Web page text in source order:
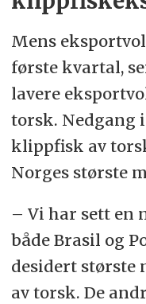
Mens
første kvartal,
lavere
torsk. Nedgang
klippfisk av
Norges største
– Vi har sett en
både Brasil og
desidert største
av torsk. De